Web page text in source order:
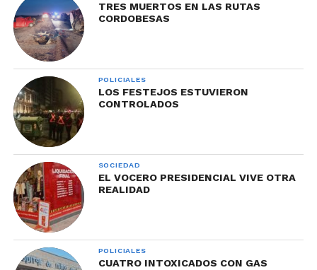
TRES MUERTOS EN LAS RUTAS
CORDOBESAS
POLICIALES
LOS FESTEJOS ESTUVIERON
CONTROLADOS
SOCIEDAD
EL VOCERO PRESIDENCIAL VIVE OTRA
REALIDAD
POLICIALES
CUATRO INTOXICADOS CON GAS